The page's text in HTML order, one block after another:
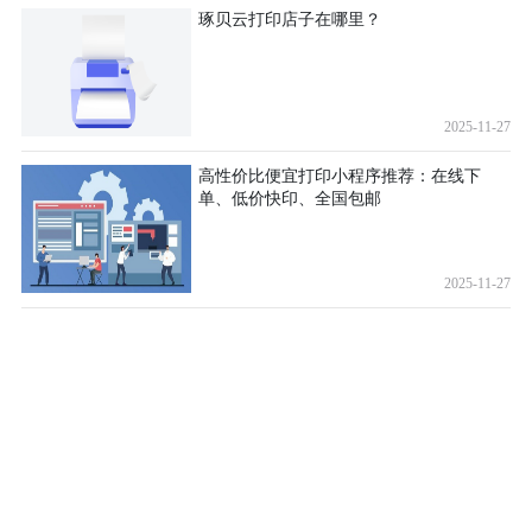
琢贝云打印店子在哪里？
2025-11-27
高性价比便宜打印小程序推荐：在线下
单、低价快印、全国包邮
2025-11-27